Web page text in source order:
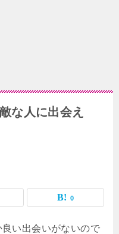
な人に出会え
0
い出会いがないので